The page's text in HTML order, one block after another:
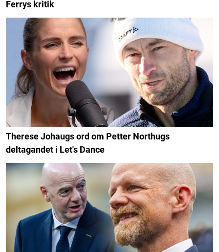
Ferrys kritik
Therese Johaugs ord om Petter Northugs
deltagandet i Let's Dance